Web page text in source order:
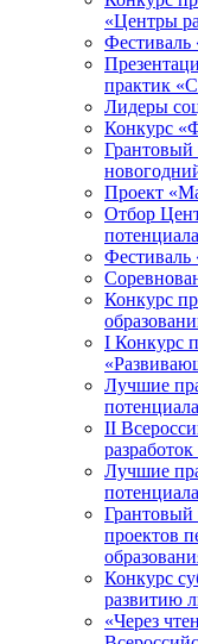
«Центры
Фестиваль
практик
Лидеры
Конкурс
Проект
Отбор
Фестиваль
Конкурс
I Конкурс
Лучшие
II
Лучшие
потенциала
Грантовый
проектов
Конкурс
развитию
«Через